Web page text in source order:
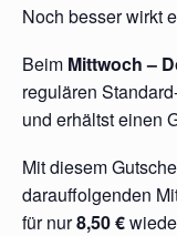
Noch besser wirkt
Beim Mittwoch –
regulären
und erhältst einen
Mit diesem
darauffolgenden
für nur8,50 €